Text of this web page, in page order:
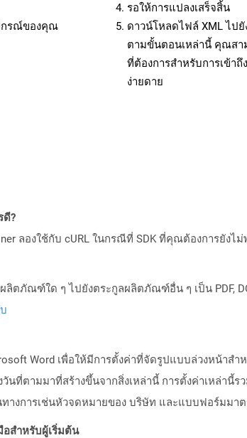
กรณ์ของคุณ
รอให้การแปลงเสร็จสิ้น
ดาวน์โหลดไฟล์ XML ไป
ตามขั้นตอนเหล่านี้ คุณสา
ที่ต้องการสำหรับการเข้า
ง่ายดาย
ดี?
ลองใช้กับ cURL ในกรณีที่ SDK ที่คุณต้องการยังไ
ภัณฑ์ใด ๆ ไปยังตระกูลผลิตภัณฑ์อื่น ๆ เป็น PDF,
Word เพื่อให้มีการตั้งค่าที่จัดรูปแบบล่วงหน้าสำ
นที่ตามมาที่สร้างขึ้นจากสิ่งเหล่านี้ การตั้งค่าเหล่านี้
ทางการเช่นหัวจดหมายของ บริษัท และแบบฟอร์มมา
อสำหรับผู้เริ่มต้น